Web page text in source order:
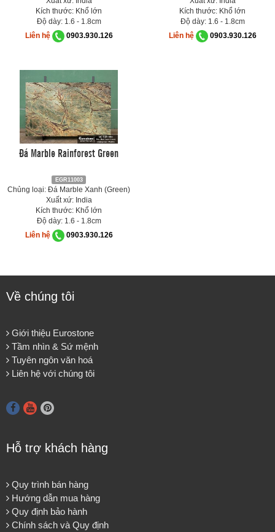
Kích thước: Khổ lớn
Độ dày: 1.6 - 1.8cm
Liên hệ
0903.930.126
Kích thước: Khổ lớn
Độ dày: 1.6 - 1.8cm
Liên hệ
0903.930.126
Đá Marble Rainforest Green
EGR11003
Chủng loại: Đá Marble Xanh (Green)
Xuất xứ: India
Kích thước: Khổ lớn
Độ dày: 1.6 - 1.8cm
Liên hệ
0903.930.126
Về chúng tôi
Giới thiệu Eurostone
Tầm nhìn & Sứ mệnh
Tuyên ngôn văn hoá
Liên hệ với chúng tôi
Hỗ trợ khách hàng
Quy trình bán hàng
Hướng dẫn mua hàng
Quy định bảo hành
Chính sách và Quy định